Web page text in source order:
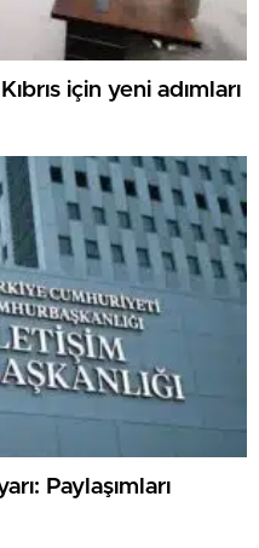
için yeni adımları
Paylaşımları